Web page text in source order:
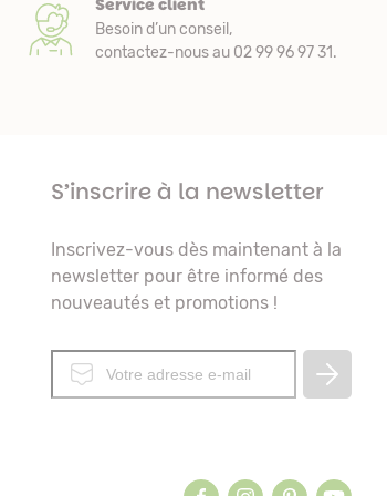
Service client
Besoin d’un conseil,
contactez-nous au 02 99 96 97 31.
S’inscrire à la newsletter
Inscrivez-vous dès maintenant à la
newsletter pour être informé des
nouveautés et promotions !